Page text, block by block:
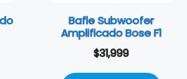
Bafle Subwoofer
Amplificado Bose F1
$31,999